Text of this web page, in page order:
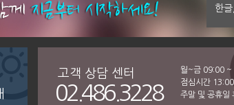
고객 상담 센터
02.486.3228
월~금 09:00 ~
점심시간
주말 및 공휴일